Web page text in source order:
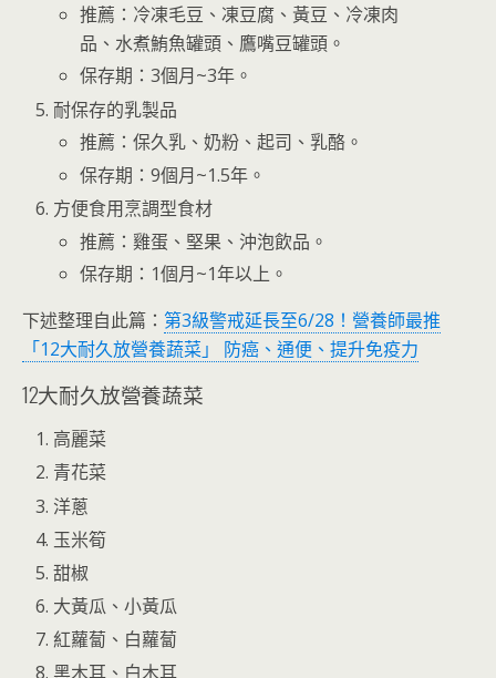
推薦：冷凍毛豆、凍豆腐、黃豆、冷凍肉
品、水煮鮪魚罐頭、鷹嘴豆罐頭。
保存期：3個月~3年。
耐保存的乳製品
推薦：保久乳、奶粉、起司、乳酪。
保存期：9個月~1.5年。
方便食用烹調型食材
推薦：雞蛋、堅果、沖泡飲品。
保存期：1個月~1年以上。
下述整理自此篇： 第3級警戒延長至6/28！營養師最推
「12大耐久放營養蔬菜」 防癌、通便、提升免疫力
12大耐久放營養蔬菜
高麗菜
青花菜
洋蔥
玉米筍
甜椒
大黃瓜、小黃瓜
紅蘿蔔、白蘿蔔
黑木耳、白木耳